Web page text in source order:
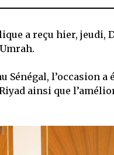
a reçu hier, jeudi,
Sénégal, l’occasion
ainsi que